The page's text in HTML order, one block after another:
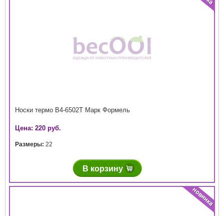
Носки термо В4-6502Т Марк Формель
Цена: 220 руб.
Размеры: 22
В корзину